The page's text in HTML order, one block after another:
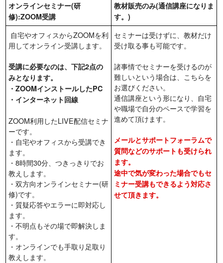
オンラインセミナー(研
修):ZOOM受講
教材販売のみ(通信講座になりま
す。)
自宅やオフィスからZOOMを利
用してオンライン受講します。
受講に必要なのは、下記2点の
みとなります。
・ZOOMインストールしたPC
・インターネット回線
ZOOM利用したLIVE配信セミナ
ーです。
・自宅やオフィスから受講でき
ます。
・8時間30分、つきっきりでお
教えします。
・双方向オンラインセミナー(研
修)です。
・質疑応答やエラーに即対応し
ます。
・不明点もその場で即解決しま
す。
・オンラインでも手取り足取り
教えします。
セミナーは受けずに、教材だけ
受け取る事も可能です。
諸事情でセミナーを受けるのが
難しいという場合は、こちらを
お選びください。
通信講座という形になり、自宅
や職場で自分のペースで学習を
進めて頂けます。
メールとサポートフォーラムで
質問などのサポートも受けられ
ます。
途中で気が変わった場合でもセ
ミナー受講もできるよう対応さ
せて頂きます。